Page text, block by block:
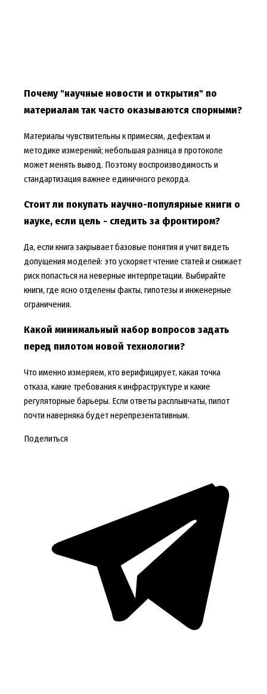
Почему "научные новости и открытия" по
материалам так часто оказываются спорными?
Материалы чувствительны к примесям, дефектам и
методике измерений; небольшая разница в протоколе
может менять вывод. Поэтому воспроизводимость и
стандартизация важнее единичного рекорда.
Стоит ли покупать научно-популярные книги о
науке, если цель - следить за фронтиром?
Да, если книга закрывает базовые понятия и учит видеть
допущения моделей: это ускоряет чтение статей и снижает
риск попасться на неверные интерпретации. Выбирайте
книги, где ясно отделены факты, гипотезы и инженерные
ограничения.
Какой минимальный набор вопросов задать
перед пилотом новой технологии?
Что именно измеряем, кто верифицирует, какая точка
отказа, какие требования к инфраструктуре и какие
регуляторные барьеры. Если ответы расплывчаты, пилот
почти наверняка будет нерепрезентативным.
Поделиться